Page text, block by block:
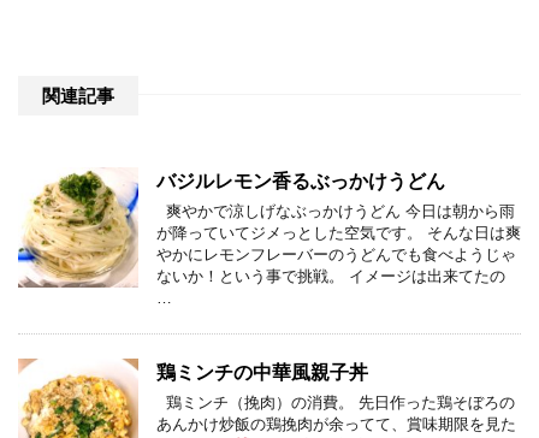
関連記事
バジルレモン香るぶっかけうどん
爽やかで涼しげなぶっかけうどん 今日は朝から雨
が降っていてジメっとした空気です。 そんな日は爽
やかにレモンフレーバーのうどんでも食べようじゃ
ないか！という事で挑戦。 イメージは出来てたの
鶏ミンチの中華風親子丼
鶏ミンチ（挽肉）の消費。 先日作った鶏そぼろの
あんかけ炒飯の鶏挽肉が余ってて、賞味期限を見た